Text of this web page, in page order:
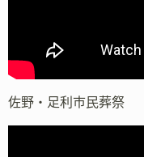
佐野・足利市民葬祭